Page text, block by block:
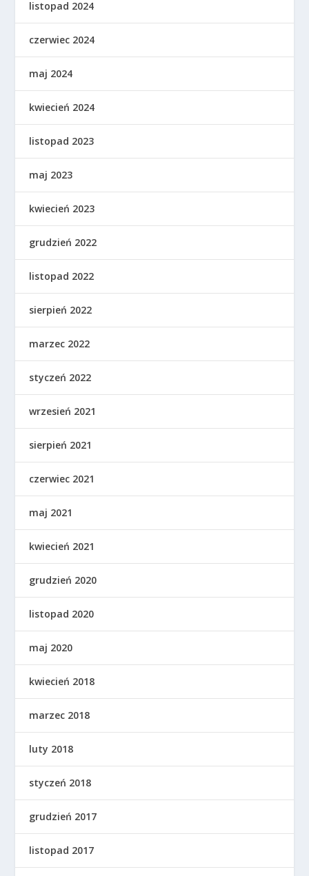
listopad 2024
czerwiec 2024
maj 2024
kwiecień 2024
listopad 2023
maj 2023
kwiecień 2023
grudzień 2022
listopad 2022
sierpień 2022
marzec 2022
styczeń 2022
wrzesień 2021
sierpień 2021
czerwiec 2021
maj 2021
kwiecień 2021
grudzień 2020
listopad 2020
maj 2020
kwiecień 2018
marzec 2018
luty 2018
styczeń 2018
grudzień 2017
listopad 2017